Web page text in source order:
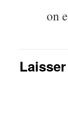
on